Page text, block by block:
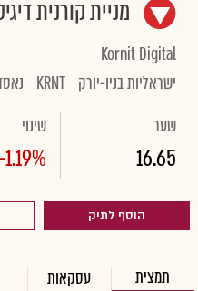
מניית קורנית
Kornit Digital
ישראליות בניו-יורק KRNT
שער
16.65
שינוי
הוסף לתיק
תמצית עסקאות